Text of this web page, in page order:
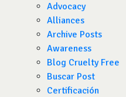
Advocacy
Alliances
Archive Posts
Awareness
Blog Cruelty Free
Buscar Post
Certificación